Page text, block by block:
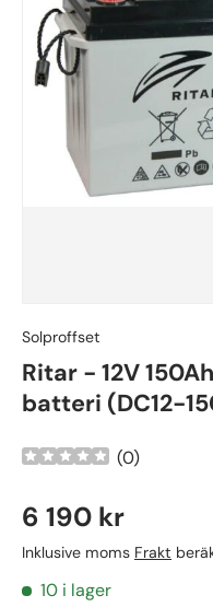
Solproffset
Ritar - 12V
batteri (DC12-
(0)
6 190 kr
Inklusive moms Frakt
10 i lager